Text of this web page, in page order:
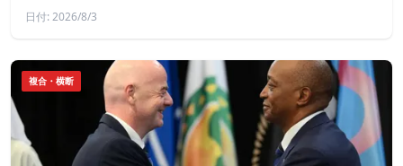
日付: 2026/8/3
複合・横断